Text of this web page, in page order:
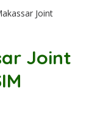
Joint
Joint